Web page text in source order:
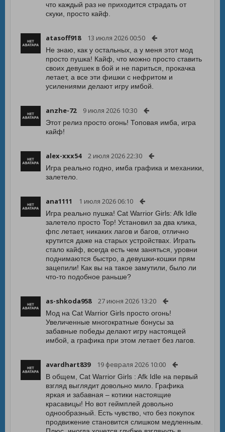
что каждый раз не приходится страдать от
скуки, просто кайф.
atasoff918 13 июля 2026 00:50
Не знаю, как у остальных, а у меня этот мод
просто пушка! Кайф, что можно просто ставить
своих девушек в бой и не париться, прокачка
летает, а все эти фишки с нефритом и
усилениями делают игру имбой.
anzhe-72 9 июля 2026 10:30
Этот релиз просто огонь! Топовая имба, игра
кайф!
alex-xxx54 2 июля 2026 22:30
Игра реально годно, имба графика и механики,
залетело.
ana1111 1 июля 2026 06:10
Игра реально пушка! Cat Warrior Girls: Afk Idle
залетело просто Top! Установил за два клика,
фпс летает, никаких лагов и багов, отлично
крутится даже на старых устройствах. Играть
стало кайф, всегда есть чем заняться, уровни
поднимаются быстро, а девушки-кошки прям
зацепили! Как вы на такое замутили, было ли
что-то подобное раньше?
as-shkoda958 27 июня 2026 13:20
Мод на Cat Warrior Girls просто огонь!
Увеличенные многократные бонусы за
забавные победы делают игру настоящей
имбой, а графика при этом летает без лагов.
avardhart839 19 февраля 2026 10:00
В общем, Cat Warrior Girls : Afk Idle на первый
взгляд выглядит довольно мило. Графика
яркая и забавная – котики настоящие
красавицы! Но вот геймплей довольно
однообразный. Есть чувство, что без покупок
продвижение становится слишком медленным.